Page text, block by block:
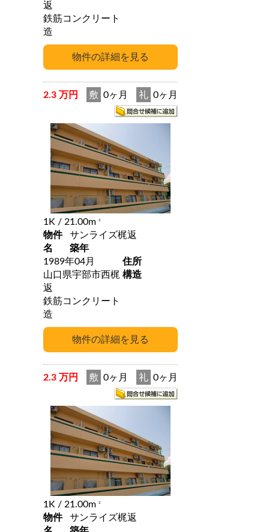
返
鉄筋コンクリート
造
2.3 万円 敷 0ヶ月 礼 0ヶ月
1K / 21.00m 2
物件
名
サンライズ梶返
築年
1989年04月
住所
山口県宇部市西梶
返
構造
鉄筋コンクリート
造
2.3 万円 敷 0ヶ月 礼 0ヶ月
1K / 21.00m 2
物件
サンライズ梶返